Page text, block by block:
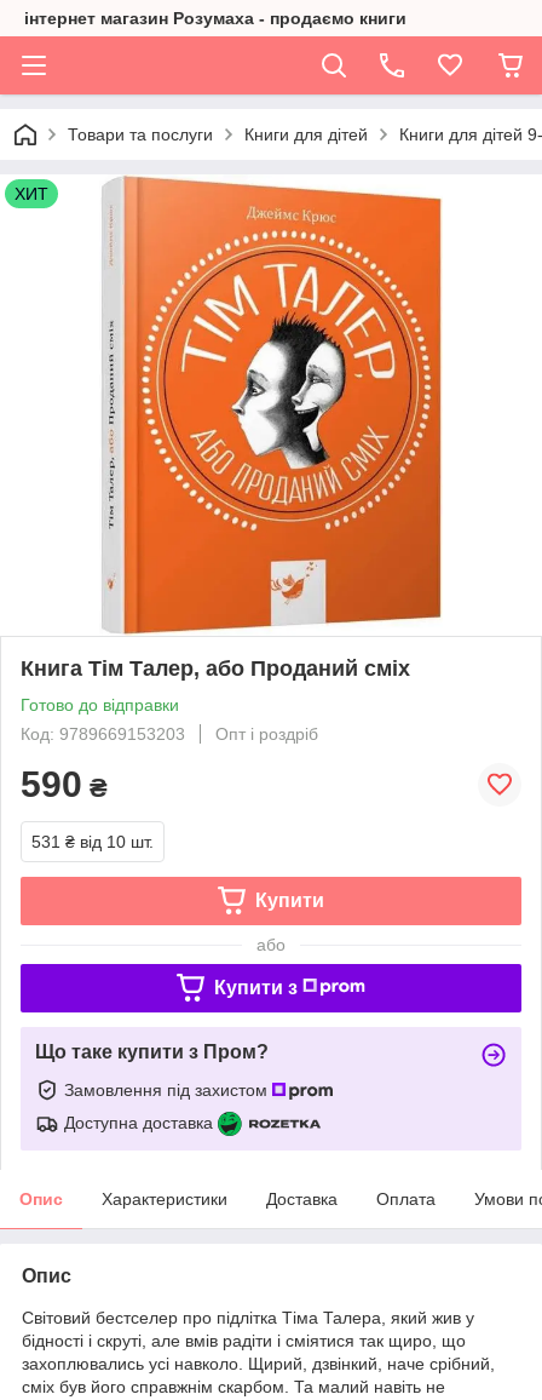
інтернет магазин Розумаха - продаємо книги
Товари та послуги Книги для дітей Книги для дітей
ХИТ
Книга Тім Талер, або Проданий сміх
Готово до відправки
Код: 9789669153203
Опт і роздріб
590 ₴
531 ₴ від 10 шт.
Купити
або
Купити з
Що таке купити з Пром?
Замовлення під захистом
Доступна доставка
Опис Характеристики Доставка Оплата Умови
Опис
Світовий бестселер про підлітка Тіма Талера, який жив у
бідності і скруті, але вмів радіти і сміятися так щиро, що
захоплювались усі навколо. Щирий, дзвінкий, наче срібний,
сміх був його справжнім скарбом. Та малий навіть не